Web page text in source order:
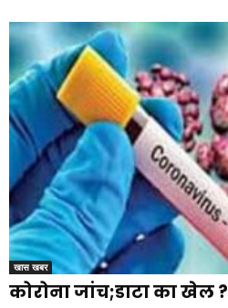
खास खबर
कोरोना जांच;डाटा का खेल ?